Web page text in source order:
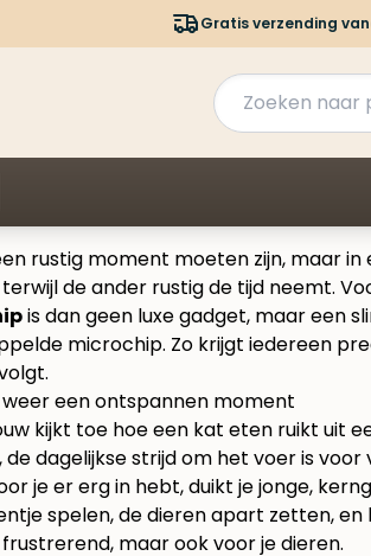
Gratis verzending
rustig moment moeten zijn, maar
de ander rustig de tijd neemt.
is dan geen luxe gadget, maar een
microchip. Zo krijgt iedereen
een ontspannen moment
de dagelijkse strijd om het voer is
je er erg in hebt, duikt je jonge,
spelen, de dieren apart zetten,
maar ook voor je dieren.